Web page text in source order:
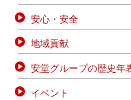
安心・安全
地域貢献
安堂グループの歴史年
イベント